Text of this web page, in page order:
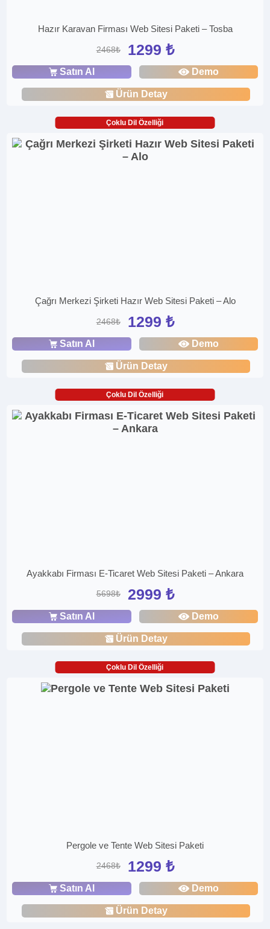
Hazır Karavan Firması Web Sitesi Paketi – Tosba
2468₺ 1299 ₺
Satın Al Demo
Ürün Detay
Çoklu Dil Özelliği
Çağrı Merkezi Şirketi Hazır Web Sitesi Paketi – Alo
2468₺ 1299 ₺
Satın Al Demo
Ürün Detay
Çoklu Dil Özelliği
Ayakkabı Firması E-Ticaret Web Sitesi Paketi – Ankara
5698₺ 2999 ₺
Satın Al Demo
Ürün Detay
Çoklu Dil Özelliği
Pergole ve Tente Web Sitesi Paketi
2468₺ 1299 ₺
Satın Al Demo
Ürün Detay